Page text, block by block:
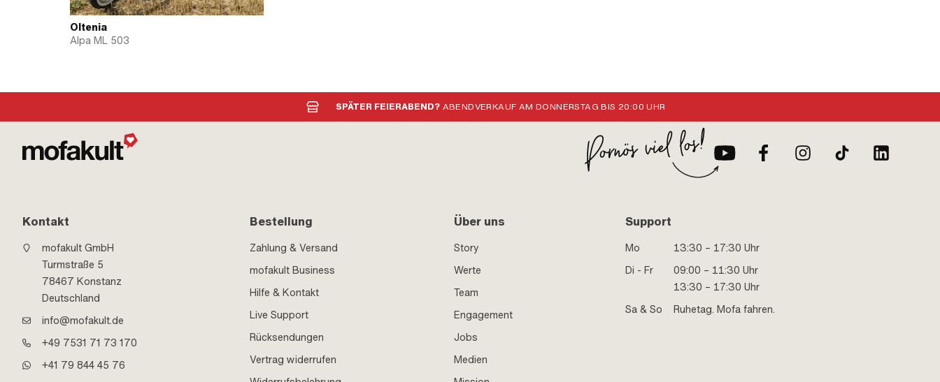
Oltenia
Alpa ML 503
SPÄTER FEIERABEND? ABENDVERKAUF AM DONNERSTAG BIS 20:00 UHR
Kontakt
mofakult GmbH
Turmstraße 5
78467 Konstanz
Deutschland
info@mofakult.de
+49 7531 71 73 170
+41 79 844 45 76
Bestellung
Zahlung & Versand
mofakult Business
Hilfe & Kontakt
Live Support
Rücksendungen
Vertrag widerrufen
Über uns
Story
Werte
Team
Engagement
Jobs
Medien
Support
Mo
13:30 – 17:30 Uhr
Di - Fr
09:00 – 11:30 Uhr
13:30 – 17:30 Uhr
Sa & So
Ruhetag. Mofa fahren.